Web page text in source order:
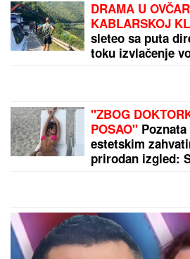
DNEVNI HOROSKOP ZA
stiže novac, Devica upoznaje
Ribe rešavaju finansijska
PREPORUKA ZA VAS